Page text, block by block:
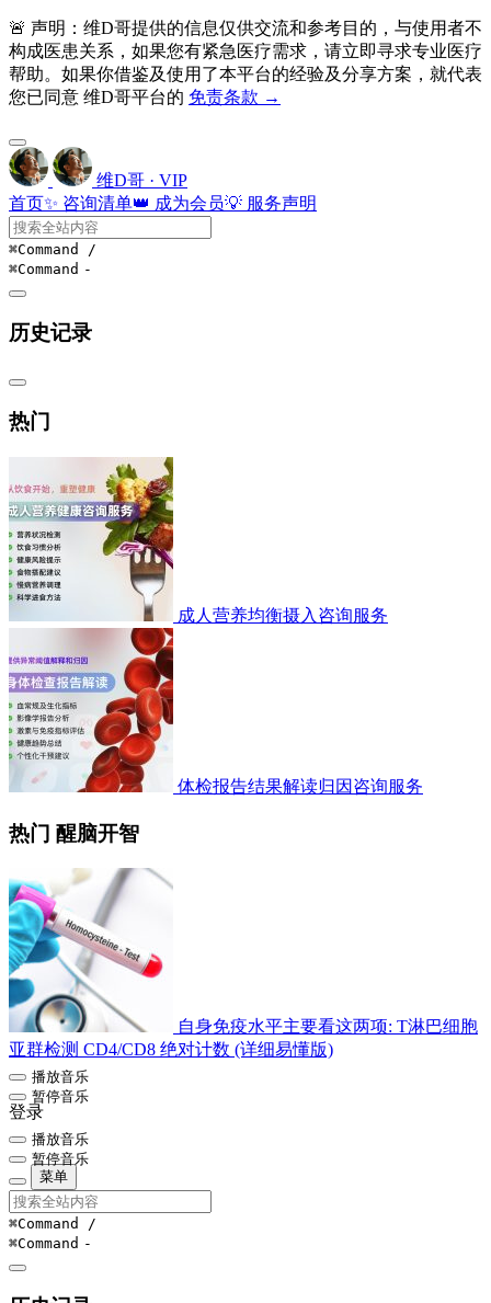
🚨 声明：维D哥提供的信息仅供交流和参考目的，与使用者不
构成医患关系，如果您有紧急医疗需求，请立即寻求专业医疗
帮助。如果你借鉴及使用了本平台的经验及分享方案，就代表
您已同意 维D哥平台的 免责条款 →
维D哥 · VIP
首页✨ 咨询清单👑 成为会员💡 服务声明
⌘Command /
⌘Command -
历史记录
热门
成人营养均衡摄入咨询服务
体检报告结果解读归因咨询服务
热门 醒脑开智
自身免疫水平主要看这两项: T淋巴细胞
亚群检测 CD4/CD8 绝对计数 (详细易懂版)
播放音乐
暂停音乐
登录
播放音乐
暂停音乐
菜单
⌘Command /
⌘Command -